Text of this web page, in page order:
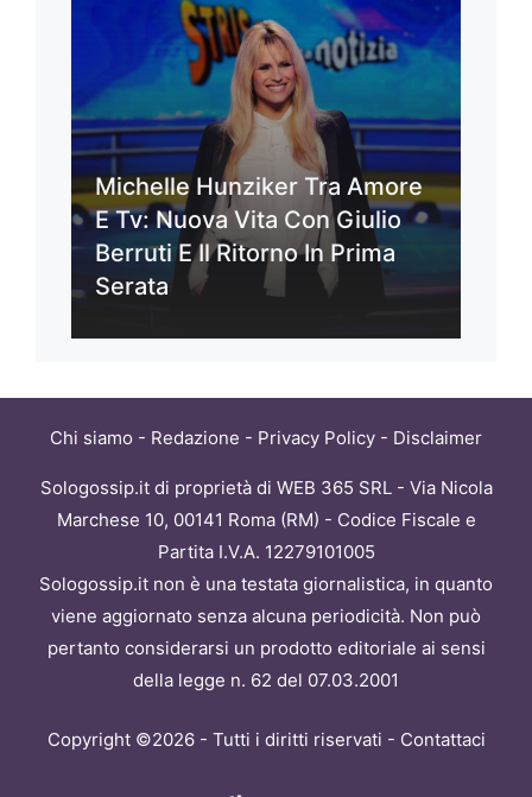
Michelle Hunziker Tra Amore
E Tv: Nuova Vita Con Giulio
Berruti E Il Ritorno In Prima
Serata
Chi siamo - Redazione - Privacy Policy - Disclaimer
Sologossip.it di proprietà di WEB 365 SRL - Via Nicola
Marchese 10, 00141 Roma (RM) - Codice Fiscale e
Partita I.V.A. 12279101005
Sologossip.it non è una testata giornalistica, in quanto
viene aggiornato senza alcuna periodicità. Non può
pertanto considerarsi un prodotto editoriale ai sensi
della legge n. 62 del 07.03.2001
Copyright ©2026 - Tutti i diritti riservati - Contattaci